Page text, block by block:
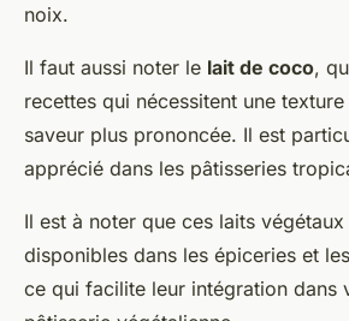
noix.
Il faut aussi noter le lait de coco,
recettes qui nécessitent une
saveur plus prononcée. Il est
apprécié dans les pâtisseries
Il est à noter que ces laits
disponibles dans les épiceries et
ce qui facilite leur intégration dans